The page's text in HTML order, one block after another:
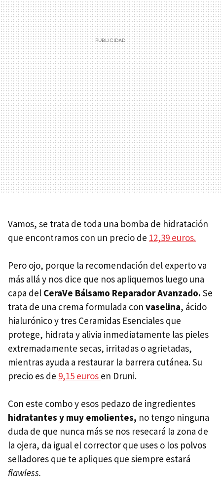
Vamos, se trata de toda una bomba de hidratación
que encontramos con un precio de 12,39 euros.
Pero ojo, porque la recomendación del experto va
más allá y nos dice que nos apliquemos luego una
capa del CeraVe Bálsamo Reparador Avanzado. Se
trata de una crema formulada con vaselina, ácido
hialurónico y tres Ceramidas Esenciales que
protege, hidrata y alivia inmediatamente las pieles
extremadamente secas, irritadas o agrietadas,
mientras ayuda a restaurar la barrera cutánea. Su
precio es de 9,15 euros en Druni.
Con este combo y esos pedazo de ingredientes
hidratantes y muy emolientes, no tengo ninguna
duda de que nunca más se nos resecará la zona de
la ojera, da igual el corrector que uses o los polvos
selladores que te apliques que siempre estará
flawless.